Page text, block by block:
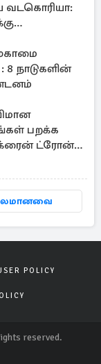
நாடுகளின்
பறக்க
ட்ரோன்
POLICY
reserved.